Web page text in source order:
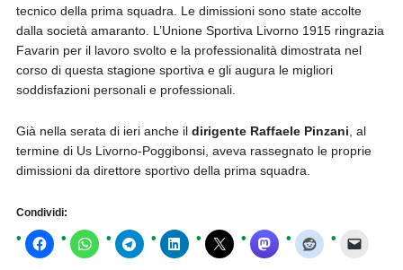
tecnico della prima squadra. Le dimissioni sono state accolte
dalla società amaranto. L’Unione Sportiva Livorno 1915 ringrazia
Favarin per il lavoro svolto e la professionalità dimostrata nel
corso di questa stagione sportiva e gli augura le migliori
soddisfazioni personali e professionali.
Già nella serata di ieri anche ildirigente Raffaele Pinzani, al
termine di Us Livorno-Poggibonsi, aveva rassegnato le proprie
dimissioni da direttore sportivo della prima squadra.
Condividi: